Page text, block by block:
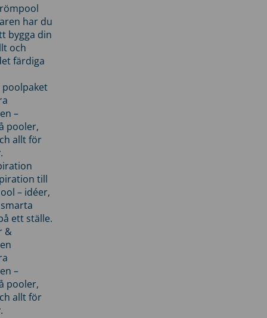
har du
bygga din
och
färdiga
–
pooler,
allt för
till
– idéer,
ett ställe.
&
–
pooler,
allt för